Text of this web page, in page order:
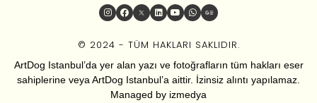
© 2024 - TÜM HAKLARI SAKLIDIR.
ArtDog Istanbul’da yer alan yazı ve fotoğrafların tüm hakları eser
sahiplerine veya ArtDog Istanbul’a aittir. İzinsiz alıntı yapılamaz.
Managed by izmedya